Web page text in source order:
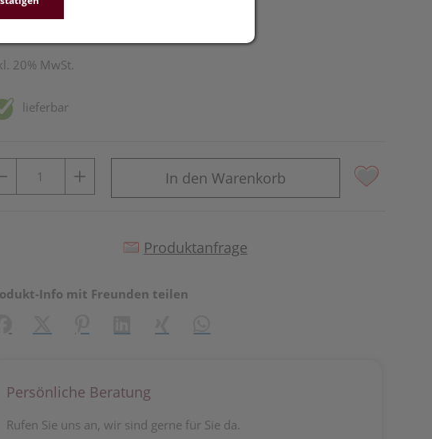
ml / Einheit
20% MwSt.
lieferbar
In den Warenkorb
Produktanfrage
Info mit Freunden teilen
Persönliche Beratung
Rufen Sie uns an, wir sind gerne für Sie da.